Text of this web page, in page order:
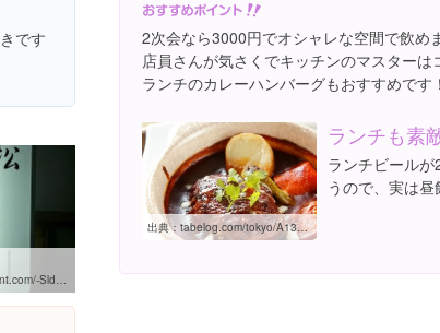
です
2次会なら3000円でオシャレな空間で飲め
店員さんが気さくでキッチンのマスターは
ランチのカレーハンバーグもおすすめです！
出典： tabelog.com/tokyo/A1307/A130701/13110044
ランチも素
ランチビール
うので、実は昼
h310-s0/IMG_20120926_235959.jpg